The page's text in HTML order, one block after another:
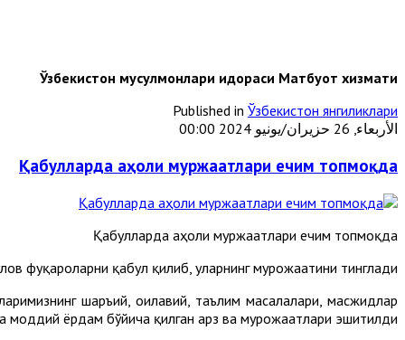
Ўзбекистон мусулмонлари идораси Матбуот хизмати
Published in Ўзбекистон янгиликлари
الأربعاء, 26 حزيران/يونيو 2024 00:00
Қабулларда аҳоли муржаатлари ечим топмоқда
Қабулларда аҳоли муржаатлари ечим топмоқда
фуқароларни қабул қилиб, уларнинг мурожаатини тинглади.
шаръий, оилавий, таълим масалалари, масжидлар
моддий ёрдам бўйича қилган арз ва мурожаатлари эшитилди.